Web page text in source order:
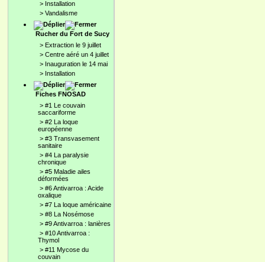
> Installation
> Vandalisme
Rucher du Fort de Sucy
> Extraction le 9 juillet
> Centre aéré un 4 juillet
> Inauguration le 14 mai
> Installation
Fiches FNOSAD
> #1 Le couvain
saccariforme
> #2 La loque
européenne
> #3 Transvasement
sanitaire
> #4 La paralysie
chronique
> #5 Maladie ailes
déformées
> #6 Antivarroa : Acide
oxalique
> #7 La loque américaine
> #8 La Nosémose
> #9 Antivarroa : lanières
> #10 Antivarroa :
Thymol
> #11 Mycose du
couvain